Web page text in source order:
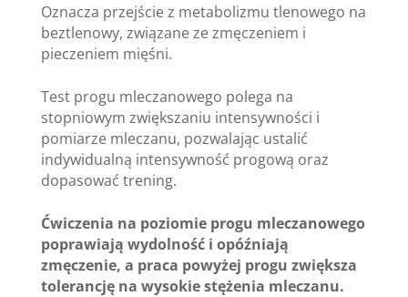
Oznacza przejście z metabolizmu tlenowego na
beztlenowy, związane ze zmęczeniem i
pieczeniem mięśni.
Test progu mleczanowego polega na
stopniowym zwiększaniu intensywności i
pomiarze mleczanu, pozwalając ustalić
indywidualną intensywność progową oraz
dopasować trening.
Ćwiczenia na poziomie progu mleczanowego
poprawiają wydolność i opóźniają
zmęczenie, a praca powyżej progu zwiększa
tolerancję na wysokie stężenia mleczanu.